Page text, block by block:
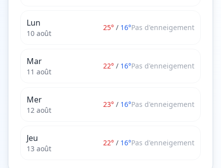
Lun
10 août
25° / 16°Pas d'enneigement
Mar
11 août
22° / 16°Pas d'enneigement
Mer
12 août
23° / 16°Pas d'enneigement
Jeu
13 août
22° / 16°Pas d'enneigement